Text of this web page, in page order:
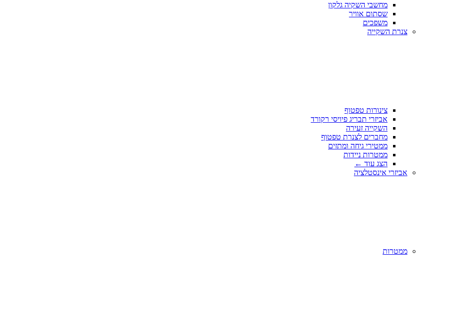
מחשבי השקיה גלקון
שסתום אוויר
משפכים
צנרת השקייה
צינורות טפטוף
אביזרי תבריג פיויסי רקורד
השקייה זעירה
מחברים לצנרת טפטוף
ממטירי גיחה ומתזים
ממטרות ניידות
הצג עוד ←
אביזרי אינסטלציה
ממטרות